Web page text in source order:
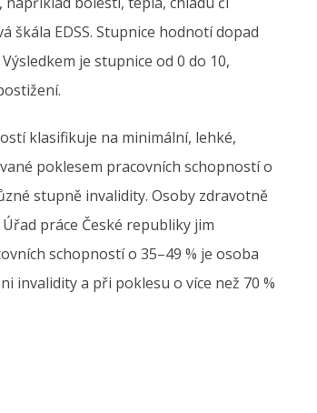
škála EDSS. Stupnice hodnotí dopad
je stupnice od 0 do 10,
klasifikuje na minimální, lehké,
poklesem pracovních schopností o
stupně invalidity. Osoby zdravotně
práce České republiky jim
schopností o 35–49 % je osoba
invalidity a při poklesu o více než 70 %